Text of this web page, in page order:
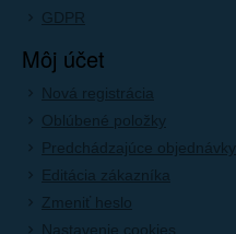
GDPR
Môj účet
Nová registrácia
Oblúbené položky
Predchádzajúce objednávky
Editácia zákazníka
Zmeniť heslo
Nastavenie cookies